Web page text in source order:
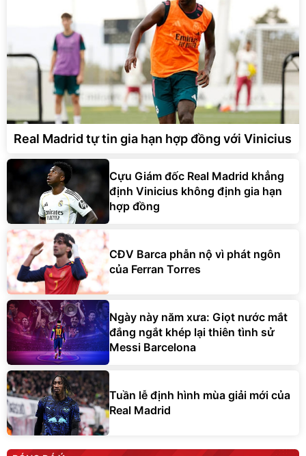
Real Madrid tự tin gia hạn hợp đồng với Vinicius
Cựu Giám đốc Real Madrid khẳng
định Vinicius không định gia hạn
hợp đồng
CĐV Barca phẫn nộ vì phát ngôn
của Ferran Torres
Ngày này năm xưa: Giọt nước mắt
đắng ngắt khép lại thiên tình sử
Messi Barcelona
Tuần lễ định hình mùa giải mới của
Real Madrid